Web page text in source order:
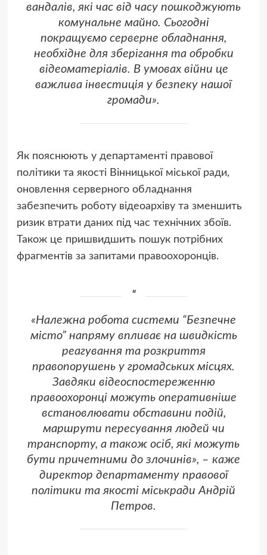
вандалів, які час від часу пошкоджують
комунальне майно. Сьогодні
покращуємо серверне обладнання,
необхідне для зберігання та обробки
відеоматеріалів. В умовах війни це
важлива інвестиція у безпеку нашої
громади».
Як пояснюють у департаменті правової
політики та якості Вінницької міської ради,
оновлення серверного обладнання
забезпечить роботу відеоархіву та зменшить
ризик втрати даних під час технічних збоїв.
Також це пришвидшить пошук потрібних
фрагментів за запитами правоохоронців.
«Належна робота системи “Безпечне
місто” напряму впливає на швидкість
реагування та розкриття
правопорушень у громадських місцях.
Завдяки відеоспостереженню
правоохоронці можуть оперативніше
встановлювати обставини подій,
маршрути пересування людей чи
транспорту, а також осіб, які можуть
бути причетними до злочинів», – каже
директор департаменту правової
політики та якості міськради Андрій
Петров.